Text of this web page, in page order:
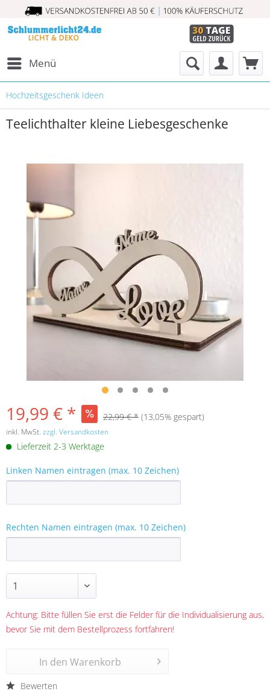
Menü
Hochzeitsgeschenk Ideen
Teelichthalter kleine Liebesgeschenke
19,99 € * 22,99 € * (13,05% gespart)
inkl. MwSt. zzgl. Versandkosten
Lieferzeit 2-3 Werktage
Linken Namen eintragen (max. 10 Zeichen)
Rechten Namen eintragen (max. 10 Zeichen)
Achtung: Bitte füllen Sie erst die Felder für die Individualisierung aus,
bevor Sie mit dem Bestellprozess fortfahren!
In den Warenkorb
Bewerten